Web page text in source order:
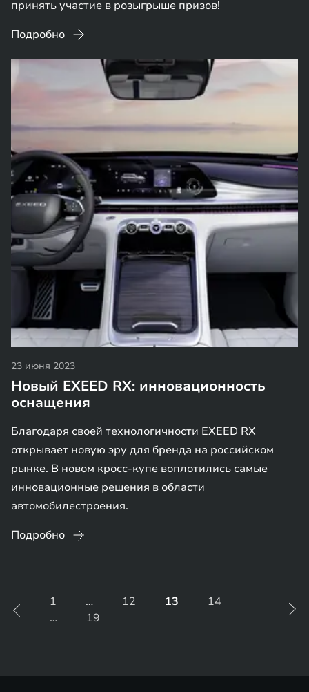
принять участие в розыгрыше призов!
Подробно
23 июня 2023
Новый EXEED RX: инновационность
оснащения
Благодаря своей технологичности EXEED RX
открывает новую эру для бренда на российском
рынке. В новом кросс-купе воплотились самые
инновационные решения в области
автомобилестроения.
Подробно
1 … 12 13
14
…
19